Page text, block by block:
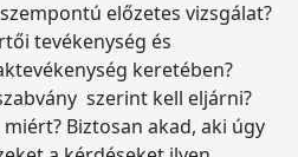
előzetes vizsgálat?
tevékenység és
keretében?
szerint kell eljárni?
Biztosan akad, aki úgy